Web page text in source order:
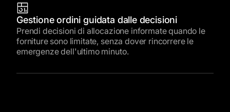
Gestione ordini guidata dalle decisioni
Prendi decisioni di allocazione informate quando le
forniture sono limitate, senza dover rincorrere le
emergenze dell'ultimo minuto.